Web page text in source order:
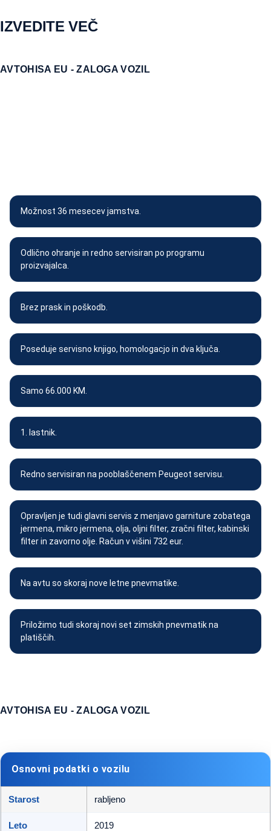
IZVEDITE VEČ
AVTOHISA EU - ZALOGA VOZIL
Možnost 36 mesecev jamstva.
Odlično ohranje in redno servisiran po programu
proizvajalca.
Brez prask in poškodb.
Poseduje servisno knjigo, homologacjo in dva ključa.
Samo 66.000 KM.
1. lastnik.
Redno servisiran na pooblaščenem Peugeot servisu.
Opravljen je tudi glavni servis z menjavo garniture zobatega
jermena, mikro jermena, olja, oljni filter, zračni filter, kabinski
filter in zavorno olje. Račun v višini 732 eur.
Na avtu so skoraj nove letne pnevmatike.
Priložimo tudi skoraj novi set zimskih pnevmatik na
platiščih.
AVTOHISA EU - ZALOGA VOZIL
Osnovni podatki o vozilu
Starost rabljeno
Leto
2019